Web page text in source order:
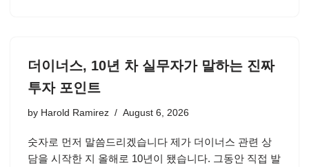
더이너스, 10년 차 실무자가 말하는 진짜
투자 포인트
by Harold Ramirez August 6, 2026
숫자로 먼저 말씀드리겠습니다 제가 더이너스 관련 상
담을 시작한 지 올해로 10년이 됐습니다. 그동안 직접 발